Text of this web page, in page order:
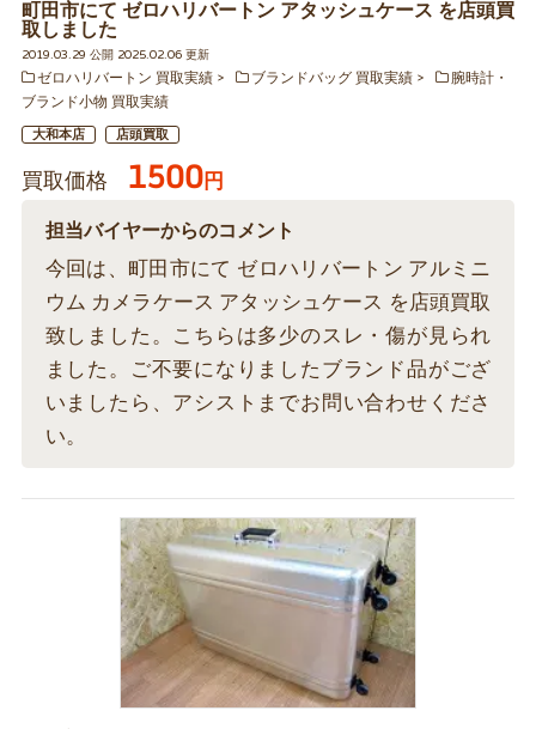
町田市にて ゼロハリバートン アタッシュケース を店頭買
取しました
2019.03.29 公開 2025.02.06 更新
ゼロハリバートン 買取実績
ブランドバッグ 買取実績
腕時計・
ブランド小物 買取実績
大和本店 店頭買取
買取価格 1500円
担当バイヤーからのコメント
今回は、町田市にて ゼロハリバートン アルミニ
ウム カメラケース アタッシュケース を店頭買取
致しました。こちらは多少のスレ・傷が見られ
ました。ご不要になりましたブランド品がござ
いましたら、アシストまでお問い合わせくださ
い。